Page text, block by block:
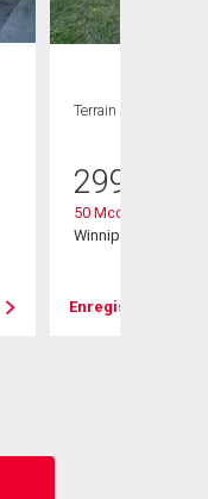
Terrain
299 900
50 Mccallum
Winnipeg, MB
Enregistrer